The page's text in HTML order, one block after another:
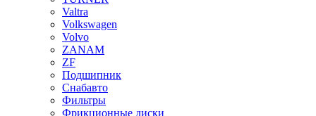
Valtra
Volkswagen
Volvo
ZANAM
ZF
Подшипник
Снабавто
Фильтры
Фрикционные диски